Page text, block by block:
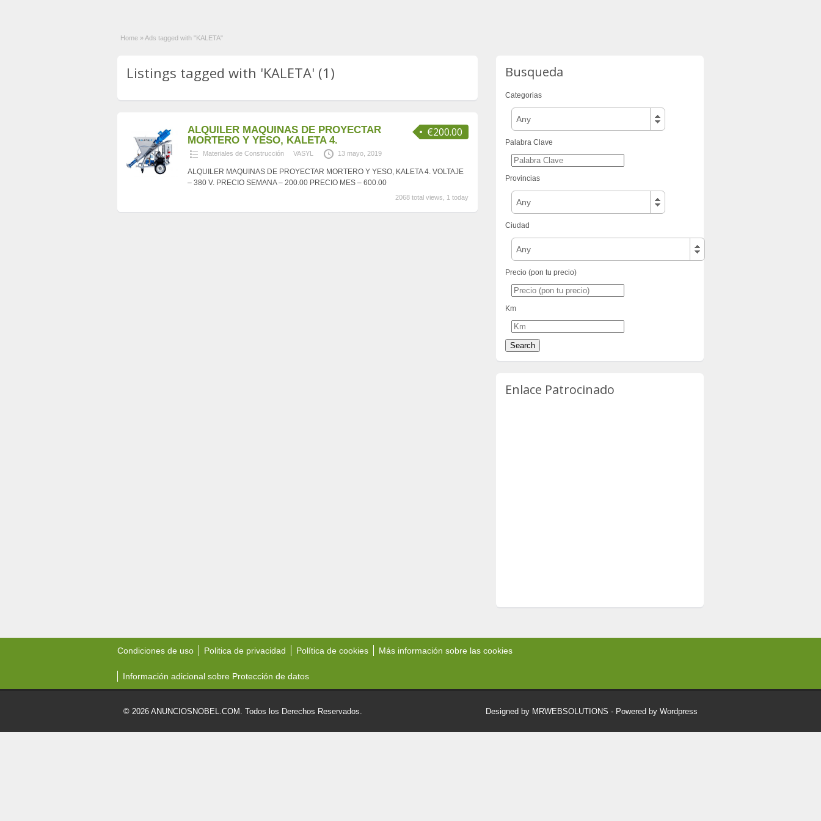
Home »Ads tagged with "KALETA"
Listings tagged with 'KALETA' (1)
€200.00
ALQUILER MAQUINAS DE PROYECTAR
MORTERO Y YESO, KALETA 4.
Materiales de Construcción VASYL 13 mayo, 2019
ALQUILER MAQUINAS DE PROYECTAR MORTERO Y YESO, KALETA 4. VOLTAJE
– 380 V. PRECIO SEMANA – 200.00 PRECIO MES – 600.00
2068 total views, 1 today
Busqueda
Categorias
Any
Palabra Clave
Provincias
Any
Ciudad
Any
Precio (pon tu precio)
Km
Enlace Patrocinado
Condiciones de uso Politica de privacidad Política de cookies Más información sobre las cookies
Información adicional sobre Protección de datos
© 2026 ANUNCIOSNOBEL.COM. Todos los Derechos Reservados. Designed by MRWEBSOLUTIONS - Powered by Wordpress